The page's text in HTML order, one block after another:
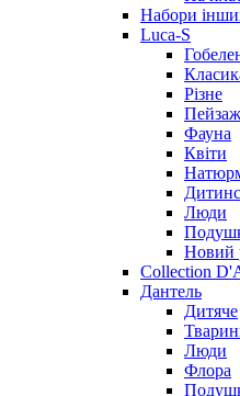
Набори
Luca-S
Різне
Фауна
Квіти
Люди
Новий
Collection
Дантель
Дитяче
Люди
Флора